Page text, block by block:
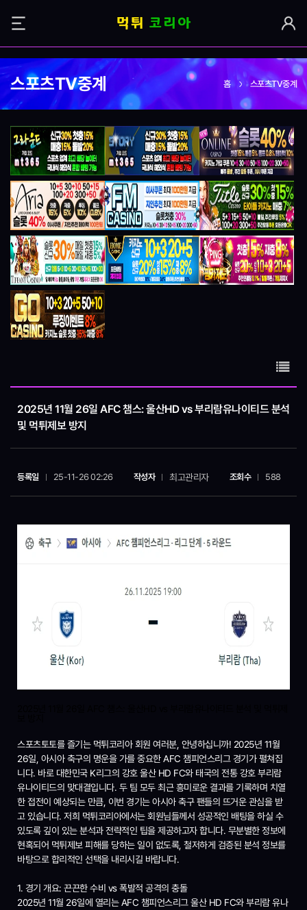
스포츠TV중계 홈 스포츠TV중계
2025년 11월 26일 AFC 챔스: 울산HD vs 부리람유나이티드 분석
및 먹튀제보 방지
등록일 25-11-26 02:26 작성자 최고관리자 조회수 588
스포츠토토를 즐기는 먹튀코리아 회원 여러분, 안녕하십니까! 2025년 11월
26일, 아시아 축구의 명운을 가를 중요한 AFC 챔피언스리그 경기가 펼쳐집
니다. 바로 대한민국 K리그의 강호 울산 HD FC와 태국의 전통 강호 부리람
유나이티드의 맞대결입니다. 두 팀 모두 최근 흥미로운 결과를 기록하며 치열
한 접전이 예상되는 만큼, 이번 경기는 아시아 축구 팬들의 뜨거운 관심을 받
고 있습니다. 저희 먹튀코리아에서는 회원님들께서 성공적인 배팅을 하실 수
있도록 깊이 있는 분석과 전략적인 팁을 제공하고자 합니다. 무분별한 정보에
현혹되어 먹튀제보 피해를 당하는 일이 없도록, 철저하게 검증된 분석 정보를
바탕으로 합리적인 선택을 내리시길 바랍니다.
1. 경기 개요: 끈끈한 수비 vs 폭발적 공격의 충돌
2025년 11월 26일에 열리는 AFC 챔피언스리그 울산 HD FC와 부리람 유나